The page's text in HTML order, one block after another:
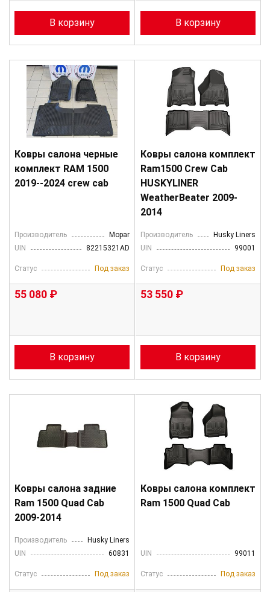
В корзину В корзину
Ковры салона черные
комплект RAM 1500
2019--2024 crew cab
Производитель
Mopar
UIN
82215321AD
Статус Под заказ
55 080 ₽
В корзину
Ковры салона комплект
Ram1500 Crew Cab
HUSKYLINER
WeatherBeater 2009-
2014
Производитель
Husky Liners
UIN
99001
Статус Под заказ
53 550 ₽
В корзину
Ковры салона задние
Ram 1500 Quad Cab
2009-2014
Производитель
Husky Liners
UIN
60831
Статус Под заказ
Ковры салона комплект
Ram 1500 Quad Cab
UIN 99011
Статус Под заказ